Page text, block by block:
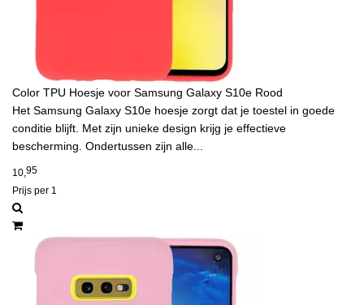
Color TPU Hoesje voor Samsung Galaxy S10e Rood
Het Samsung Galaxy S10e hoesje zorgt dat je toestel in goede
conditie blijft. Met zijn unieke design krijg je effectieve
bescherming. Ondertussen zijn alle...
10,95
Prijs per 1